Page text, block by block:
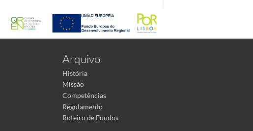
Arquivo
História
Missão
Competências
Regulamento
Roteiro de Fundos